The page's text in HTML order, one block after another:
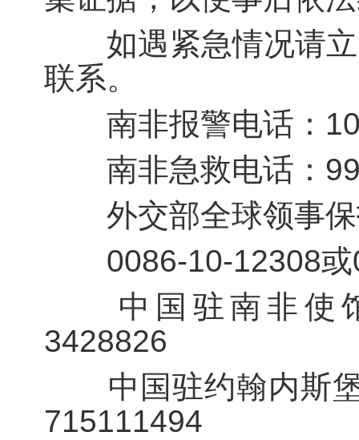
如遇紧急情况请立
联系。
南非报警电话：
南非急救电话：
外交部全球领事保
0086-10-12308或
中国驻南非使馆
3428826
中国驻约翰内斯堡
715111494